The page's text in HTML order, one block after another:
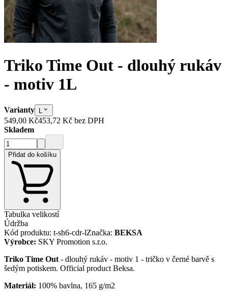
Triko Time Out - dlouhý rukáv
- motiv 1L
Varianty L
549,00 Kč453,72 Kč bez DPH
Skladem
Přidat do košíku
Tabulka velikostí
Údržba
Kód produktu: t-sh6-cdr-lZnačka: BEKSA
Výrobce: SKY Promotion s.r.o.
Triko Time Out - dlouhý rukáv - motiv 1 - tričko v černé barvě s
šedým potiskem. Official product Beksa.
Materiál: 100% bavlna, 165 g/m2